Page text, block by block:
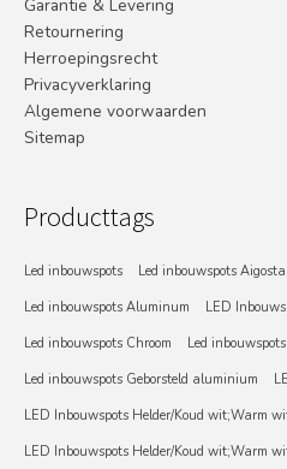
Garantie & Levering
Retournering
Herroepingsrecht
Privacyverklaring
Algemene voorwaarden
Sitemap
Producttags
Led inbouwspots Led inbouwspots
Led inbouwspots Aluminum
LED
Led inbouwspots Chroom
Led
Led inbouwspots Geborsteld aluminium
LED Inbouwspots Helder/Koud wit;Warm
LED Inbouwspots Helder/Koud wit;Warm